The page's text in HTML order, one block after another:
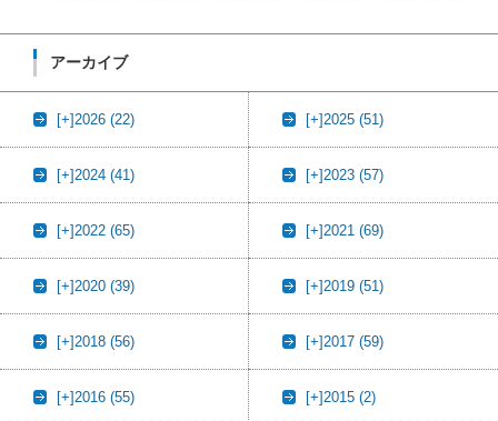
アーカイブ
[+]2026 (22) [+]2025 (51)
[+]2024 (41) [+]2023 (57)
[+]2022 (65) [+]2021 (69)
[+]2020 (39) [+]2019 (51)
[+]2018 (56) [+]2017 (59)
[+]2016 (55) [+]2015 (2)